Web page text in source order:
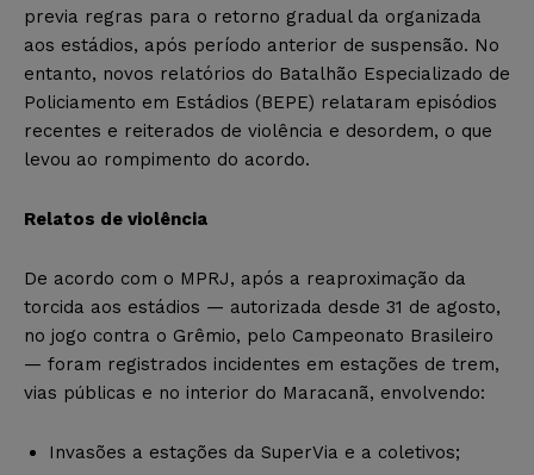
previa regras para o retorno gradual da organizada
aos estádios, após período anterior de suspensão. No
entanto, novos relatórios do Batalhão Especializado de
Policiamento em Estádios (BEPE) relataram episódios
recentes e reiterados de violência e desordem, o que
levou ao rompimento do acordo.
Relatos de violência
De acordo com o MPRJ, após a reaproximação da
torcida aos estádios — autorizada desde 31 de agosto,
no jogo contra o Grêmio, pelo Campeonato Brasileiro
— foram registrados incidentes em estações de trem,
vias públicas e no interior do Maracanã, envolvendo:
Invasões a estações da SuperVia e a coletivos;